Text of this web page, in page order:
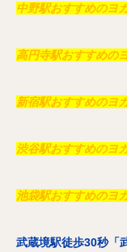
中野駅おすすめのヨ
高円寺駅おすすめの
新宿駅おすすめのヨ
渋谷駅おすすめのヨ
池袋駅おすすめのヨ
武蔵境駅徒歩30秒「